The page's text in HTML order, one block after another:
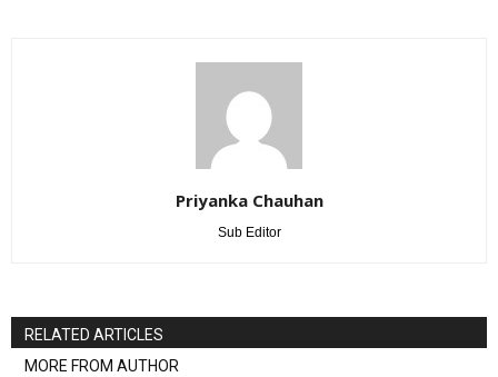
Priyanka Chauhan
Sub Editor
RELATED ARTICLES
MORE FROM AUTHOR